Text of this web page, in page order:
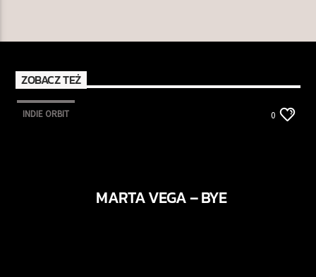
ZOBACZ TEŻ
INDIE ORBIT 0
MARTA VEGA – BYE